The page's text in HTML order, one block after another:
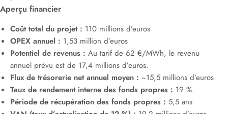
Aperçu financier
Coût total du projet : 110 millions d’euros
OPEX annuel : 1,53 million d’euros
Potentiel de revenus : Au tarif de 62 €/MWh, le revenu
annuel prévu est de 17,4 millions d’euros.
Flux de trésorerie net annuel moyen : ~15,5 millions d’euros
Taux de rendement interne des fonds propres : 19 %.
Période de récupération des fonds propres : 5,5 ans